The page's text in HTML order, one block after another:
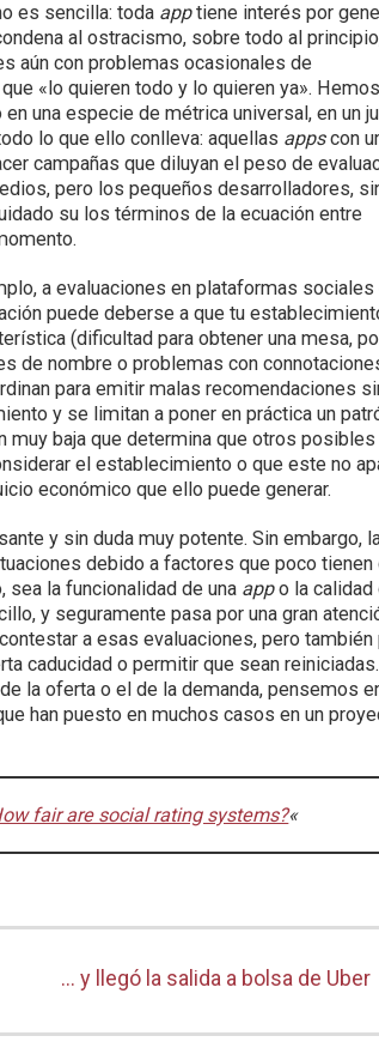
es sencilla: toda apptiene interés por
al ostracismo, sobre todo al
aún con problemas ocasionales de
«lo quieren todo y lo quieren ya». Hemos
una especie de métrica universal, en un
lo que ello conlleva: aquellas appscon
campañas que diluyan el peso de
pero los pequeños desarrolladores,
su los términos de la ecuación entre
a evaluaciones en plataformas sociales
puede deberse a que tu
(dificultad para obtener una mesa,
de nombre o problemas con
para emitir malas recomendaciones
y se limitan a poner en práctica un
muy baja que determina que otros posibles
el establecimiento o que este no
económico que ello puede generar.
y sin duda muy potente. Sin embargo,
debido a factores que poco tienen
sea la funcionalidad de una appo la calidad
y seguramente pasa por una gran
a esas evaluaciones, pero también
caducidad o permitir que sean reiniciadas.
la oferta o el de la demanda, pensemos
han puesto en muchos casos en un
fair are social rating systems?«
… y llegó la salida a bolsa de Uber